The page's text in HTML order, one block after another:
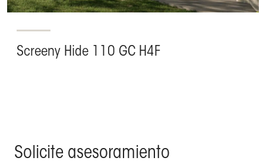
Screeny Hide 110 GC H4F
Solicite asesoramiento